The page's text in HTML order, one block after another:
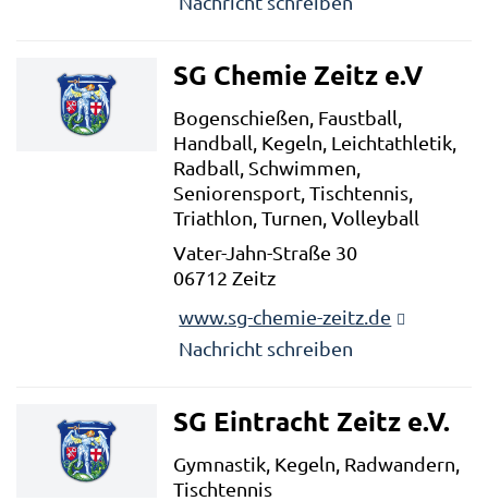
SG Chemie Zeitz e.V
Bogenschießen, Faustball,
Handball, Kegeln, Leichtathletik,
Radball, Schwimmen,
Seniorensport, Tischtennis,
Triathlon, Turnen, Volleyball
Vater-Jahn-Straße 30
06712 Zeitz
www.sg-chemie-zeitz.de
Nachricht schreiben
SG Eintracht Zeitz e.V.
Gymnastik, Kegeln, Radwandern,
Tischtennis